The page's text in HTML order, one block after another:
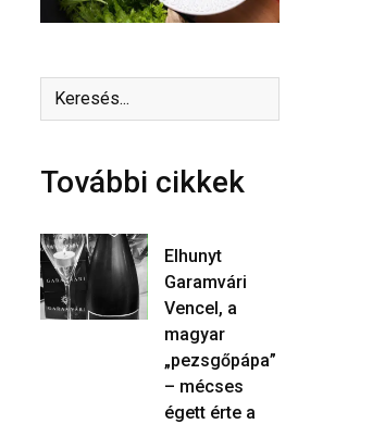
További cikkek
Elhunyt
Garamvári
Vencel, a
magyar
„pezsgőpápa”
– mécses
égett érte a